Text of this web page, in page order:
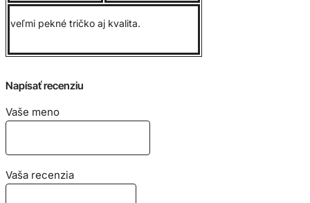
veľmi pekné tričko aj kvalita.
Napísať recenziu
Vaše meno
Vaša recenzia